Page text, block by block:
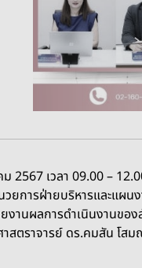
2567 เวลา 09.00 –
ยการฝ่ายบริหารและแผน
งานผลการดำเนินงานขอ
สตราจารย์ ดร.คมสัน โส